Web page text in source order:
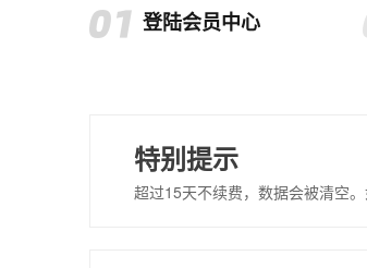
登陆会员中心
特别提示
超过15天不续费，数据会被清空